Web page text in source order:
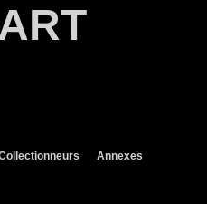
Annexes